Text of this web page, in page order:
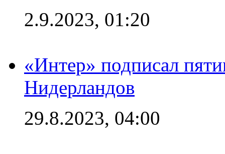
2.9.2023, 01:20
«Интер» подписал
Нидерландов
29.8.2023, 04:00